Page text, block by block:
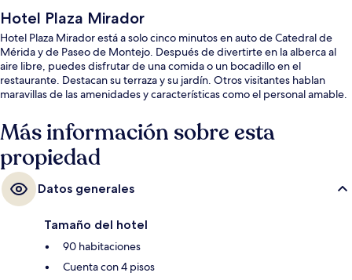
Hotel Plaza Mirador
Hotel Plaza Mirador está a solo cinco minutos en auto de Catedral de
Mérida y de Paseo de Montejo. Después de divertirte en la alberca al
aire libre, puedes disfrutar de una comida o un bocadillo en el
restaurante. Destacan su terraza y su jardín. Otros visitantes hablan
maravillas de las amenidades y características como el personal amable.
Más información sobre esta
propiedad
Datos generales
Tamaño del hotel
90 habitaciones
Cuenta con 4 pisos